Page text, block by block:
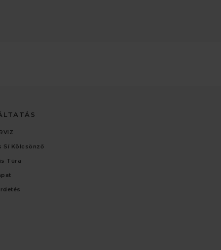
Sí Kölcsönző
Túra